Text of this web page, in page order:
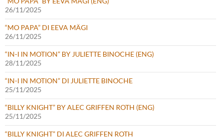
26/11/2025
“MO PAPA” DI EEVA MÄGI
26/11/2025
“IN-I IN MOTION” BY JULIETTE BINOCHE (ENG)
28/11/2025
“IN-I IN MOTION” DI JULIETTE BINOCHE
25/11/2025
“BILLY KNIGHT” BY ALEC GRIFFEN ROTH (ENG)
25/11/2025
“BILLY KNIGHT” DI ALEC GRIFFEN ROTH